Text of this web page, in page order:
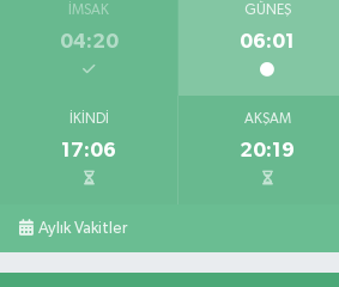
İMSAK
04:20
GÜNEŞ
06:01
İKINDI
17:06
AKŞAM
20:19
Aylık Vakitler